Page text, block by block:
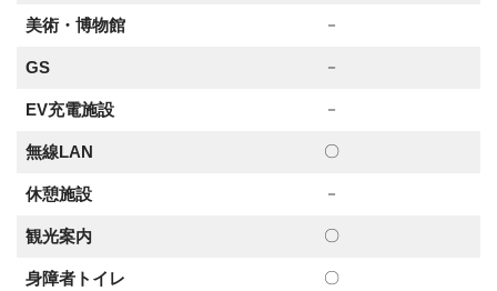
美術・博物館 －
GS －
EV充電施設 －
無線LAN 〇
休憩施設 －
観光案内 〇
身障者トイレ 〇